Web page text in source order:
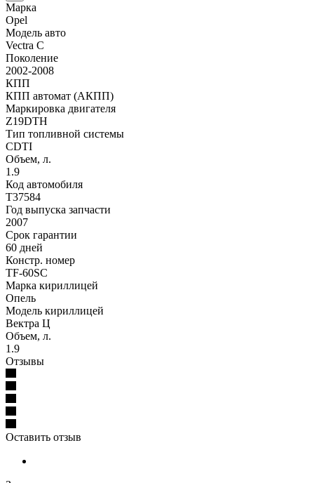
Марка
Opel
Модель авто
Vectra C
Поколение
2002-2008
КПП
КПП автомат (АКПП)
Маркировка двигателя
Z19DTH
Тип топливной системы
CDTI
Объем, л.
1.9
Код автомобиля
T37584
Год выпуска запчасти
2007
Срок гарантии
60 дней
Констр. номер
TF-60SC
Марка кириллицей
Опель
Модель кириллицей
Вектра Ц
Объем, л.
1.9
Отзывы
Оставить отзыв